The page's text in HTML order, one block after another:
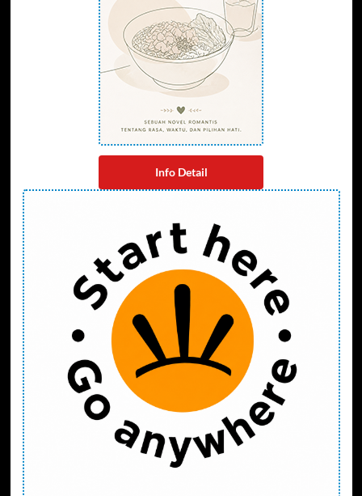
Info Detail